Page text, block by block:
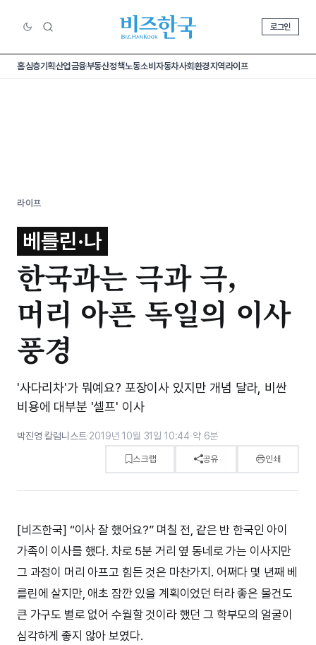
로그인
홈심층기획산업금융부동산정책노동소비 자동차사회환경지역라이프
라이프
베를린·나
한국과는 극과 극,
머리 아픈 독일의 이사
풍경
'사다리차'가 뭐예요? 포장이사 있지만 개념 달라, 비싼
비용에 대부분 '셀프' 이사
박진영 칼럼니스트·2019년 10월 31일 10:44·약 6분
스크랩 공유 인쇄
[비즈한국] “이사 잘 했어요?” 며칠 전, 같은 반 한국인 아이
가족이 이사를 했다. 차로 5분 거리 옆 동네로 가는 이사지만
그 과정이 머리 아프고 힘든 것은 마찬가지. 어쩌다 몇 년째 베
를린에 살지만, 애초 잠깐 있을 계획이었던 터라 좋은 물건도
큰 가구도 별로 없어 수월할 것이라 했던 그 학부모의 얼굴이
심각하게 좋지 않아 보였다.